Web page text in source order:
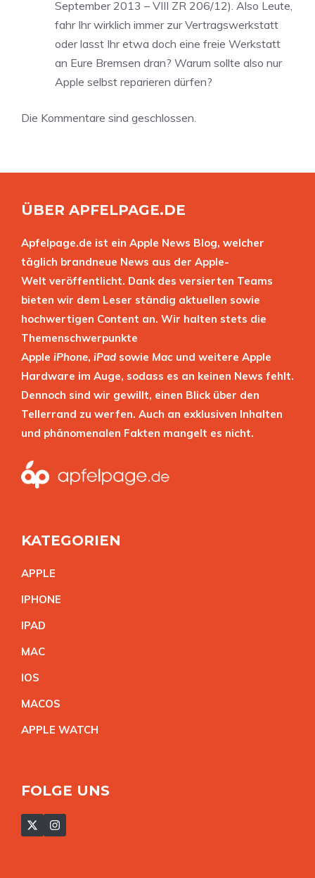
September 2013 – VIII ZR 206/12). Also Leute,
fahr Ihr wirklich immer zur Vertragswerkstatt
oder lasst Ihr etwa doch eine freie Werkstatt
an Eure Bremsen dran? Warum sollte also nur
Apple selbst reparieren dürfen?
Die Kommentare sind geschlossen.
ÜBER APFELPAGE.DE
Apfelpage.de ist ein Apple News Blog, welcher
täglich brandneue News aus der Apple-
Welt veröffentlicht. Dank des versierten Teams
bieten wir dem Leser ständig aktuellen sowie
hochwertigen Content an. Wir halten stets die
Themenschwerpunkte
Apple iPhone, iPad sowie Mac und weitere Apple
Hardware im Auge, sodass es an keinen News fehlt.
Dennoch sind wir gewillt, einen Blick über den
Tellerrand zu werfen. Auch an exklusiven Inhalten
und phänomenalen Fakten mangelt es nicht.
KATEGORIEN
APPLE
IPHONE
IPAD
MAC
IOS
MACOS
APPLE WATCH
FOLGE UNS